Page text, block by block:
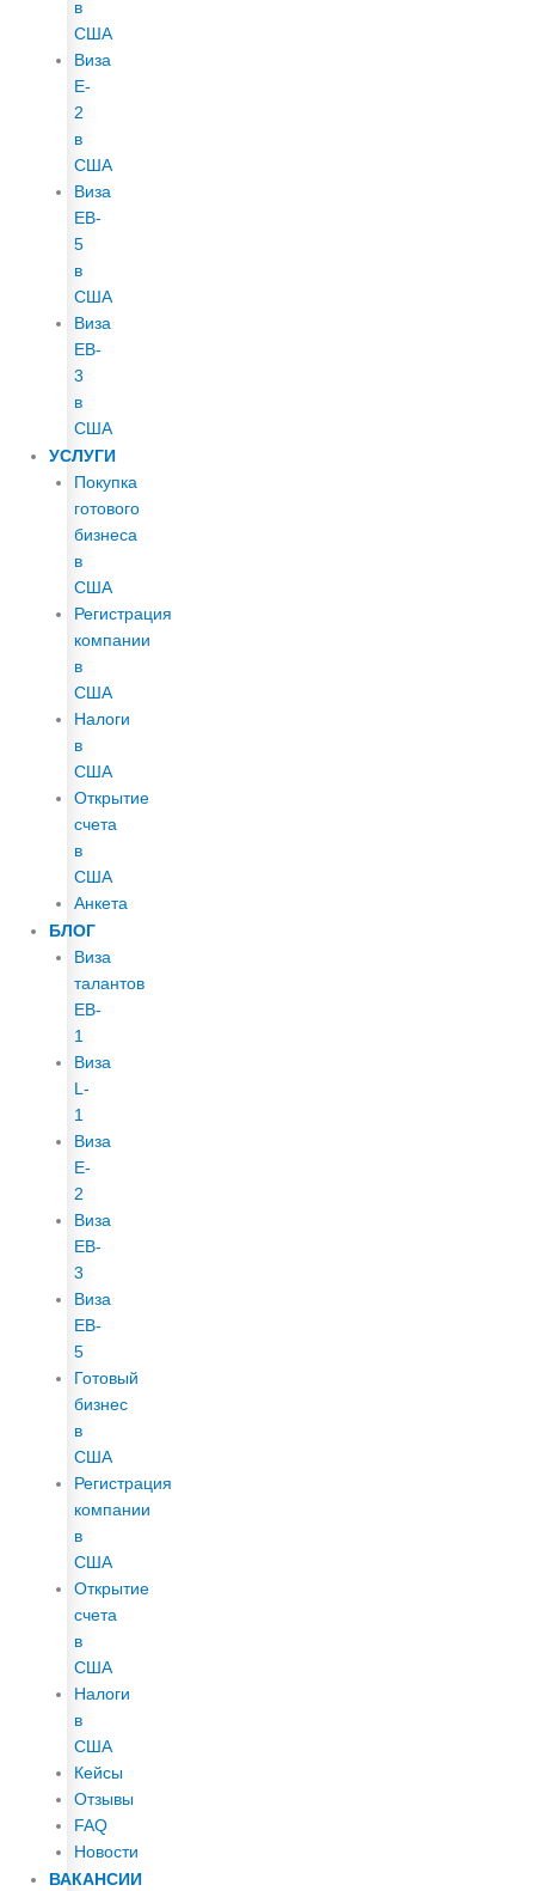
в
США
Виза
E-
2
в
США
Виза
EB-
5
в
США
Виза
EB-
3
в
США
УСЛУГИ
Покупка
готового
бизнеса
в
США
Регистрация
компании
в
США
Налоги
в
США
Открытие
счета
в
США
Анкета
БЛОГ
Виза
талантов
EB-
1
Виза
L-
1
Виза
E-
2
Виза
EB-
3
Виза
EB-
5
Готовый
бизнес
в
США
Регистрация
компании
в
США
Открытие
счета
в
США
Налоги
в
США
Кейсы
Отзывы
FAQ
Новости
ВАКАНСИИ